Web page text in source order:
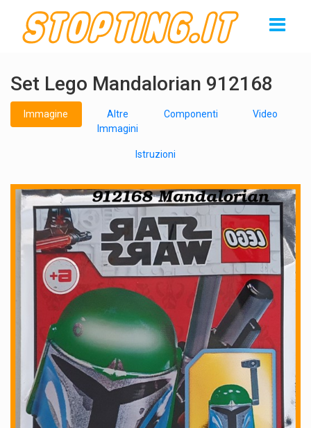
Set Lego Mandalorian 912168
Immagine
Altre
Immagini
Componenti Video
Istruzioni